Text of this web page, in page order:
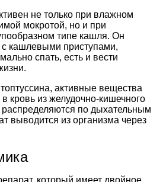
не только при влажном
мокротой, но и при
типе кашля. Он
с кашлевыми приступами,
спать, есть и вести
активные вещества
кровь из желудочно-кишечного
по дыхательным
выводится из организма через
который имеет двойное